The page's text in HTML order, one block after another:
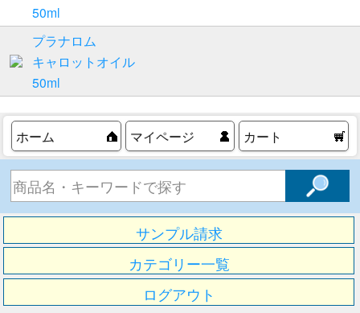
50ml
プラナロム
キャロットオイル
50ml
ホーム マイページ カート
サンプル請求
カテゴリー一覧
ログアウト